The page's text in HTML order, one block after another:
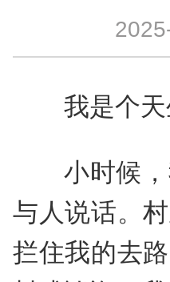
我是个天
小时候
与人说话。
拦住我的去